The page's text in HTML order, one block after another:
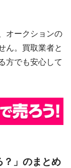
オークションの
ん。買取業者と
方でも安心して
？」のまとめ